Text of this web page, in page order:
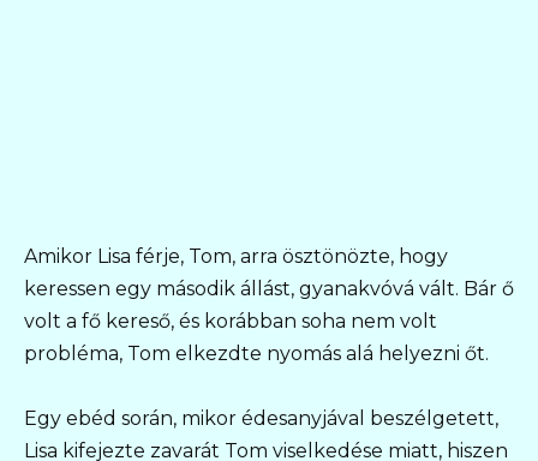
Amikor Lisa férje, Tom, arra ösztönözte, hogy
keressen egy második állást, gyanakvóvá vált. Bár ő
volt a fő kereső, és korábban soha nem volt
probléma, Tom elkezdte nyomás alá helyezni őt.
Egy ebéd során, mikor édesanyjával beszélgetett,
Lisa kifejezte zavarát Tom viselkedése miatt, hiszen